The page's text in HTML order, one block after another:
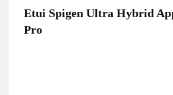
Etui Spigen Ultra Hybrid
Pro